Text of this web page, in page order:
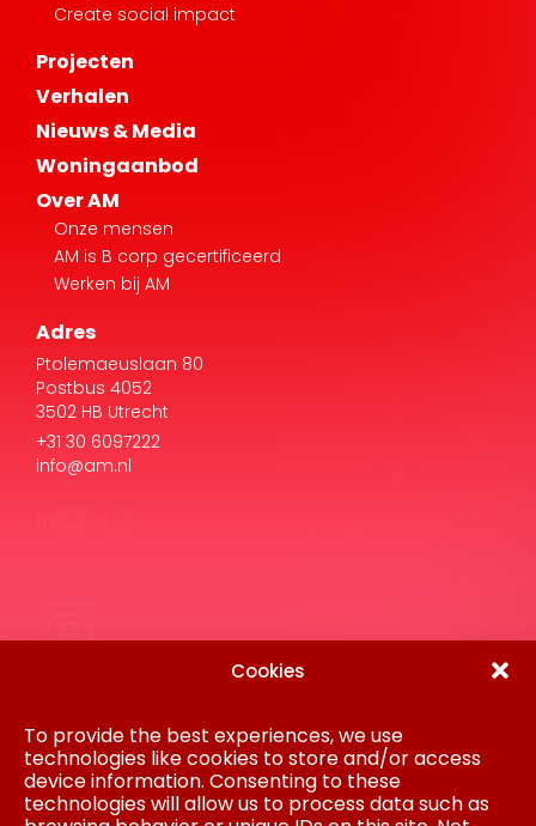
Cookies
To provide the best experiences, we use
technologies like cookies to store and/or access
device information. Consenting to these
technologies will allow us to process data such as
Create social impact
Projecten
Verhalen
Nieuws & Media
Woningaanbod
Over AM
Onze mensen
AM is B corp gecertificeerd
Werken bij AM
Adres
Ptolemaeuslaan 80
Postbus 4052
3502 HB Utrecht
+31 30 6097222
info@am.nl
Gedragscode
Inkoop
Cookiebeleid
Colofon